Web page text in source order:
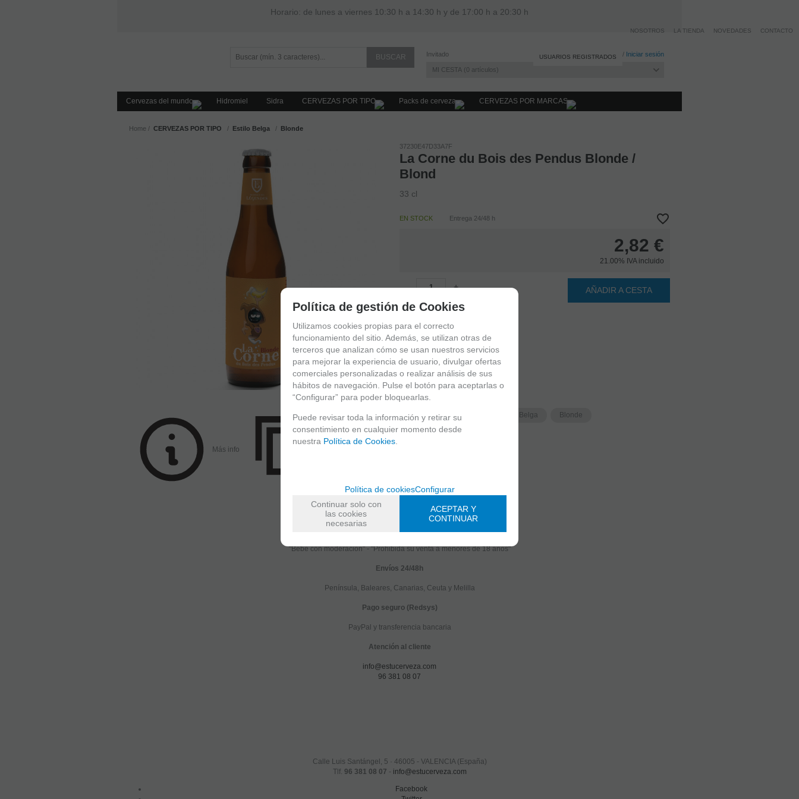
Horario: de lunes a viernes 10:30 h a 14:30 h y de 17:00 h a 20:30 h
Invitado Registro / Iniciar sesión
MI CESTA 0 artículos
USUARIOS REGISTRADOS
Cervezas del mundo Hidromiel Sidra CERVEZAS POR TIPO Packs de cerveza CERVEZAS POR MARCAS
Home CERVEZAS POR TIPO Estilo Belga Blonde
Más info
37230E47D33A7F
La Corne du Bois des Pendus Blonde /
Blond
33 cl
EN STOCK Entrega 24/48 h
2,82 €
21.00% IVA incluido
- + AÑADIR A CESTA
Contiene gluten
Familias relacionadas
Europa Bélgica Estilo Belga Blonde
"Bebe con moderación" - "Prohibida su venta a menores de 18 años"
Envíos 24/48h
Península, Baleares, Canarias, Ceuta y Melilla
Pago seguro (Redsys)
PayPal y transferencia bancaria
Atención al cliente
info@estucerveza.com
96 381 08 07
Calle Luis Santángel, 5 · 46005 - VALENCIA (España)
Tlf. 96 381 08 07 - info@estucerveza.com
Facebook
NOSOTROS LA TIENDA NOVEDADES CONTACTO
Política de gestión de Cookies
Utilizamos cookies propias para el correcto
funcionamiento del sitio. Además, se utilizan otras de
terceros que analizan cómo se usan nuestros servicios
para mejorar la experiencia de usuario, divulgar ofertas
comerciales personalizadas o realizar análisis de sus
hábitos de navegación. Pulse el botón para aceptarlas o
“Configurar” para poder bloquearlas.
Puede revisar toda la información y retirar su
consentimiento en cualquier momento desde
nuestra Política de Cookies
Política de cookiesConfigurar
Continuar solo con
las cookies
necesarias
ACEPTAR Y
CONTINUAR